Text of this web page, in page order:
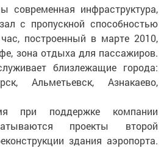
современная инфраструктура,
с пропускной способностью
построенный в марте 2010,
зона отдыха для пассажиров.
близлежащие города:
Альметьевск, Азнакаево,
при поддержке компании
проекты второй
здания аэропорта.